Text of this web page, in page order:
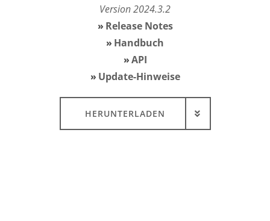
Version 2024.3.2
Release Notes
Handbuch
API
Update-Hinweise
HERUNTERLADEN